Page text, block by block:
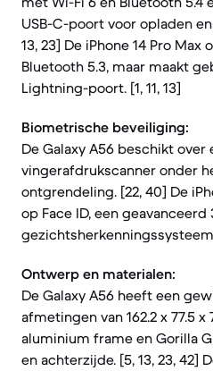
USB-C-poort voor opladen
13, 23] De iPhone 14 Pro
Bluetooth 5.3, maar maakt
Lightning-poort. [1, 11, 13]
Biometrische beveiliging:
De Galaxy A56 beschikt
vingerafdrukscanner onder
ontgrendeling. [22, 40] De
op Face ID, een geavanceerd
Ontwerp en materialen:
De Galaxy A56 heeft een
afmetingen van 162.2 x 77.5
aluminium frame en Gorilla
en achterzijde. [5, 13, 23, 42]